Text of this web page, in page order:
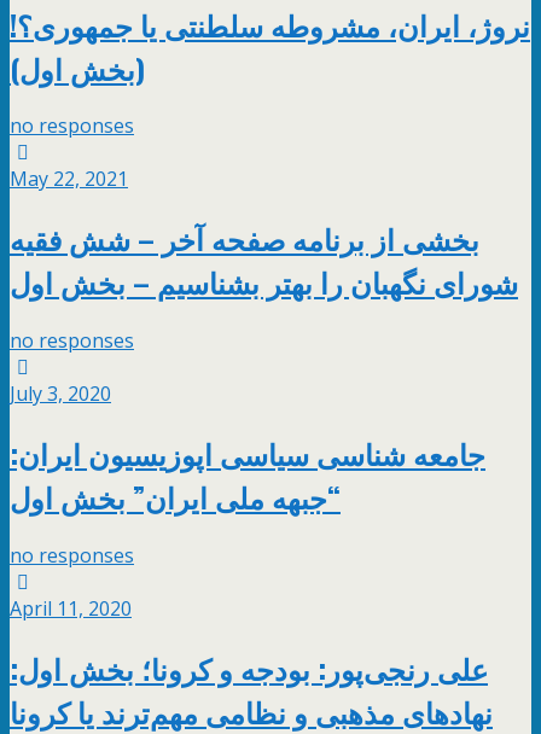
نروژ، ایران، مشروطه سلطنتی یا جمهوری؟!
(بخش اول)
no responses
May 22, 2021
بخشی از برنامه صفحه آخر – شش فقیه
شورای نگهبان را بهتر بشناسیم – بخش اول
no responses
July 3, 2020
جامعه شناسی سیاسی اپوزیسیون ایران:
“جبهه ملی ایران” بخش اول
no responses
April 11, 2020
علی رنجی‌پور: بودجه و کرونا؛ بخش اول:
نهادهای مذهبی و نظامی مهم‌ترند یا کرونا